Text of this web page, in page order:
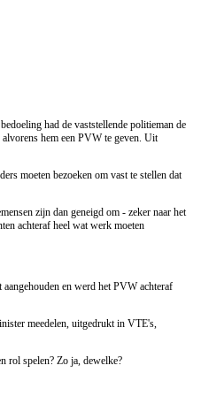
had de vaststellende politieman de
hem een PVW te geven. Uit
moeten bezoeken om vast te stellen dat
zijn dan geneigd om - zeker naar het
achteraf heel wat werk moeten
en werd het PVW achteraf
meedelen, uitgedrukt in VTE's,
rol spelen? Zo ja, dewelke?